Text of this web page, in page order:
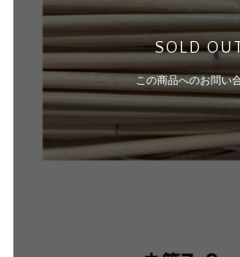
SOLD
この商品へのお問い